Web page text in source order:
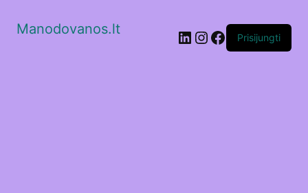
Manodovanos.lt LinkedIn
Instagram
Facebook
Prisijungti